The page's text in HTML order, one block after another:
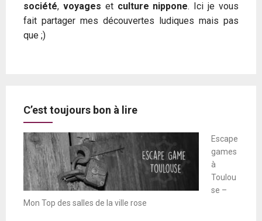
société, voyages et culture nippone. Ici je vous
fait partager mes découvertes ludiques mais pas
que ;)
C’est toujours bon à lire
Escape
games
à
Toulou
se –
Mon Top des salles de la ville rose